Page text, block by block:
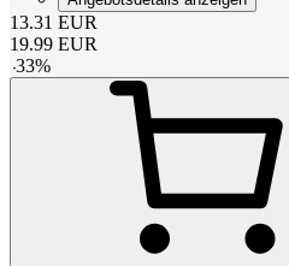
13.31 EUR
19.99 EUR
-33%